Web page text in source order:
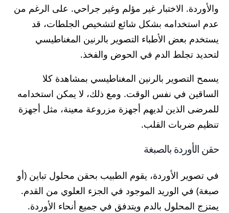
والأوردة. الاختبار غير مؤلم وغير جراحي. على الرغم من
عدم استخدامه بشكل شائع لتشخيص الجلطات، قد
يستخدم بعض الأطباء التصوير بالرنين المغناطيسي
لتحديد تجلط الدم في الحوض والفخذ.
يسمح التصوير بالرنين المغناطيسي بمشاهدة كلا
الساقين في نفس الوقت. ومع ذلك، لا يمكن استخدامه
للمرضى الذين لديهم أجهزة مزروعة معينة، مثل أجهزة
تنظيم ضربات القلب.
حقن الأوردة بالصبغة
في تصوير الأوردة، يقوم الطبيب بحقن محلول تباين (أو
صبغة) في الوريد الموجود في الجزء العلوي من القدم.
يمتزج المحلول بالدم ويتدفق في جميع أنحاء الأوردة.